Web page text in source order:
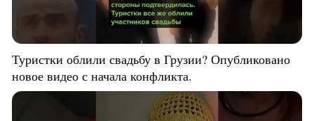
Туристки облили свадьбу в Грузии? Опубликовано
новое видео с начала конфликта.